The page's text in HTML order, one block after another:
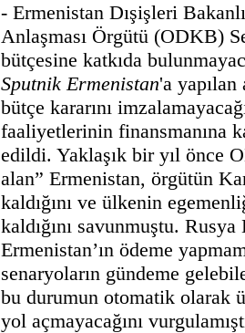
- Ermenistan Dışişleri
Anlaşması Örgütü (ODKB)
bütçesine katkıda
Sputnik Ermenistan'a yapılan
bütçe kararını
faaliyetlerinin finansmanına
edildi. Yaklaşık bir yıl önce
alan” Ermenistan, örgütün
kaldığını ve ülkenin
kaldığını savunmuştu. Rusya
Ermenistan’ın ödeme
senaryoların gündeme
bu durumun otomatik olarak
yol açmayacağını